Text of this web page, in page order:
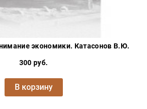
экономики. Катасонов В.Ю.
300 руб.
В корзину